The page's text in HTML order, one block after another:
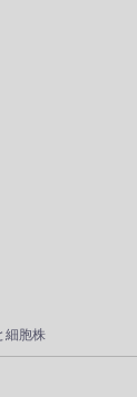
細胞株